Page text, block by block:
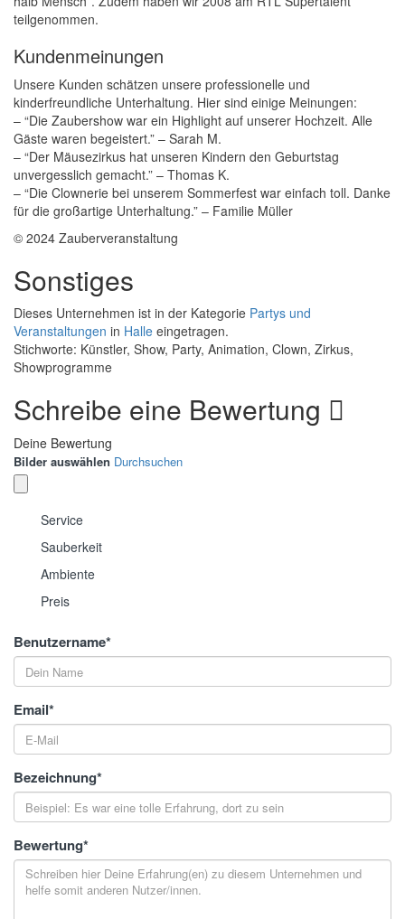
teilgenommen.
Kundenmeinungen
Unsere Kunden schätzen unsere professionelle und
kinderfreundliche Unterhaltung. Hier sind einige Meinungen:
– “Die Zaubershow war ein Highlight auf unserer Hochzeit. Alle
Gäste waren begeistert.” – Sarah M.
– “Der Mäusezirkus hat unseren Kindern den Geburtstag
unvergesslich gemacht.” – Thomas K.
– “Die Clownerie bei unserem Sommerfest war einfach toll. Danke
für die großartige Unterhaltung.” – Familie Müller
© 2024 Zauberveranstaltung
Sonstiges
Dieses Unternehmen ist in der Kategorie Partys und
Veranstaltungen in Halle eingetragen.
Stichworte: Künstler, Show, Party, Animation, Clown, Zirkus,
Showprogramme
Schreibe eine Bewertung
Deine Bewertung
Bilder auswählen Durchsuchen
Service
Sauberkeit
Ambiente
Preis
Benutzername*
Email*
Bezeichnung*
Bewertung*